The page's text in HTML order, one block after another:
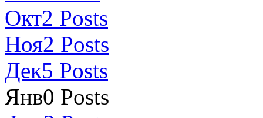
Окт2 Posts
Ноя2 Posts
Дек5 Posts
Янв0 Posts